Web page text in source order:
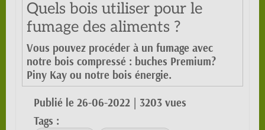
Quels bois utiliser pour le
fumage des aliments ?
Vous pouvez procéder à un fumage avec
notre bois compressé : buches Premium?
Piny Kay ou notre bois énergie.
Publié le 26-06-2022
| 3203 vues
Tags :